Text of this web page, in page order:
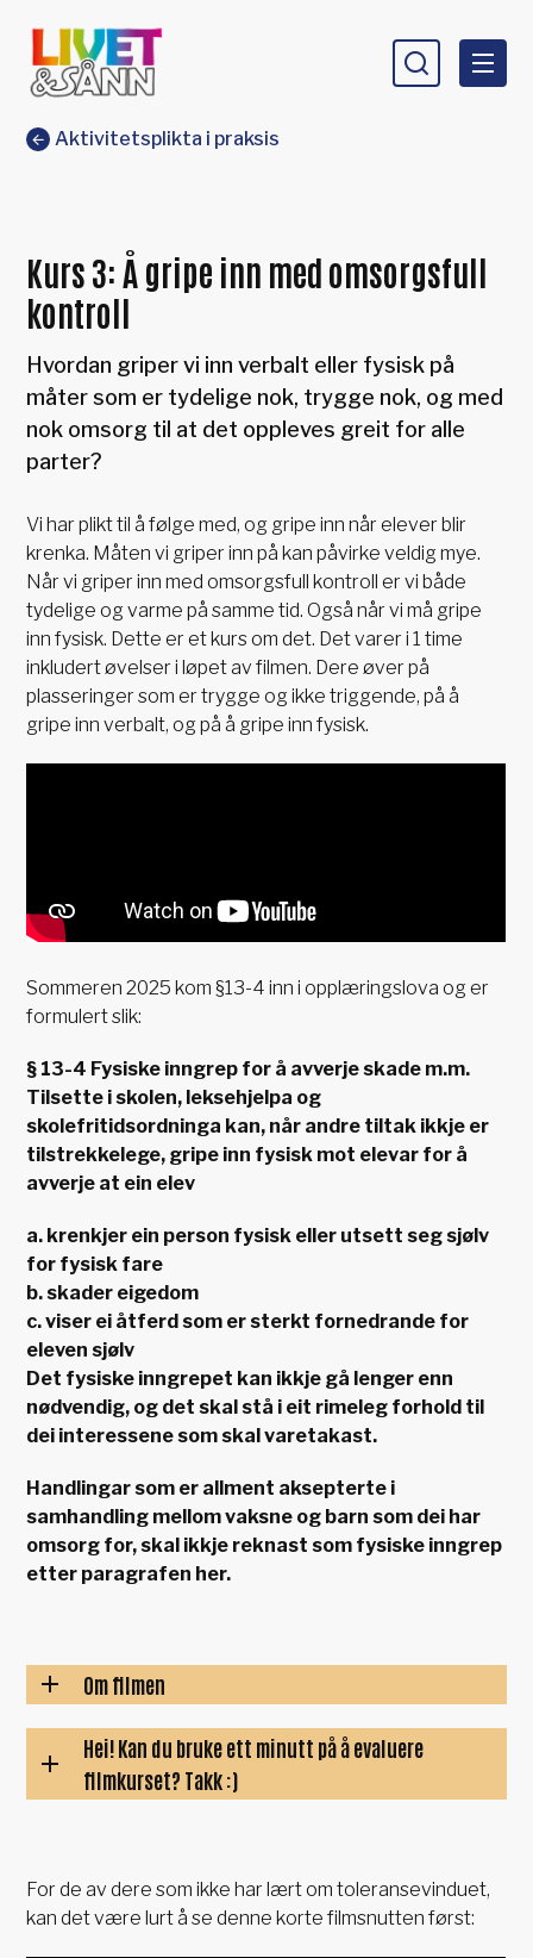
Du er her:
Aktivitetsplikta i praksis
Kurs 3: Å gripe inn med omsorgsfull
kontroll
Hvordan griper vi inn verbalt eller fysisk på
måter som er tydelige nok, trygge nok, og med
nok omsorg til at det oppleves greit for alle
parter?
Vi har plikt til å følge med, og gripe inn når elever blir
krenka. Måten vi griper inn på kan påvirke veldig mye.
Når vi griper inn med omsorgsfull kontroll er vi både
tydelige og varme på samme tid. Også når vi må gripe
inn fysisk. Dette er et kurs om det. Det varer i 1 time
inkludert øvelser i løpet av filmen. Dere øver på
plasseringer som er trygge og ikke triggende, på å
gripe inn verbalt, og på å gripe inn fysisk.
Sommeren 2025 kom §13-4 inn i opplæringslova og er
formulert slik:
§ 13-4 Fysiske inngrep for å avverje skade m.m.
Tilsette i skolen, leksehjelpa og
skolefritidsordninga kan, når andre tiltak ikkje er
tilstrekkelege, gripe inn fysisk mot elevar for å
avverje at ein elev
a. krenkjer ein person fysisk eller utsett seg sjølv
for fysisk fare
b. skader eigedom
c. viser ei åtferd som er sterkt fornedrande for
eleven sjølv
Det fysiske inngrepet kan ikkje gå lenger enn
nødvendig, og det skal stå i eit rimeleg forhold til
dei interessene som skal varetakast.
Handlingar som er allment aksepterte i
samhandling mellom vaksne og barn som dei har
omsorg for, skal ikkje reknast som fysiske inngrep
etter paragrafen her.
Om filmen
Hei! Kan du bruke ett minutt på å evaluere
filmkurset? Takk :)
For de av dere som ikke har lært om toleransevinduet,
kan det være lurt å se denne korte filmsnutten først: